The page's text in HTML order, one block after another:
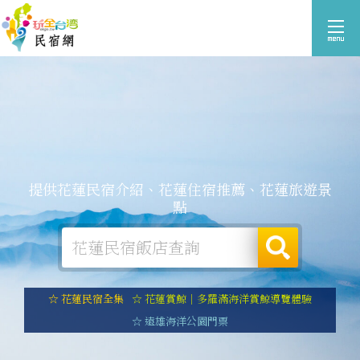
提供花蓮民宿介紹、花蓮住宿推薦、花蓮旅遊景
點
☆ 花蓮民宿全集 ☆ 花蓮賞鯨｜多羅滿海洋賞鯨導覽體驗
☆ 遠雄海洋公園門票